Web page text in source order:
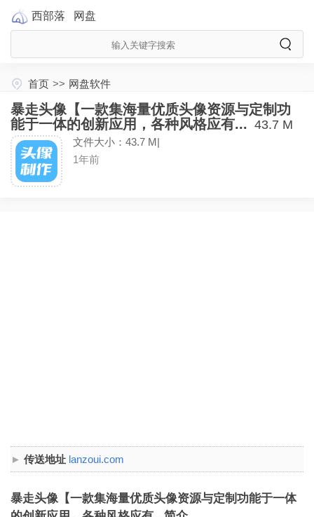
西部落 网盘
首页 >> 网盘软件
暴走头像【一款集海量优质头像资源与定制功
能于一体的创新应用，各种风格应有... 43.7 M
文件大小：43.7 M|
1年前
传送地址 lanzoui.com
暴走头像【一款集海量优质头像资源与定制功能于一体